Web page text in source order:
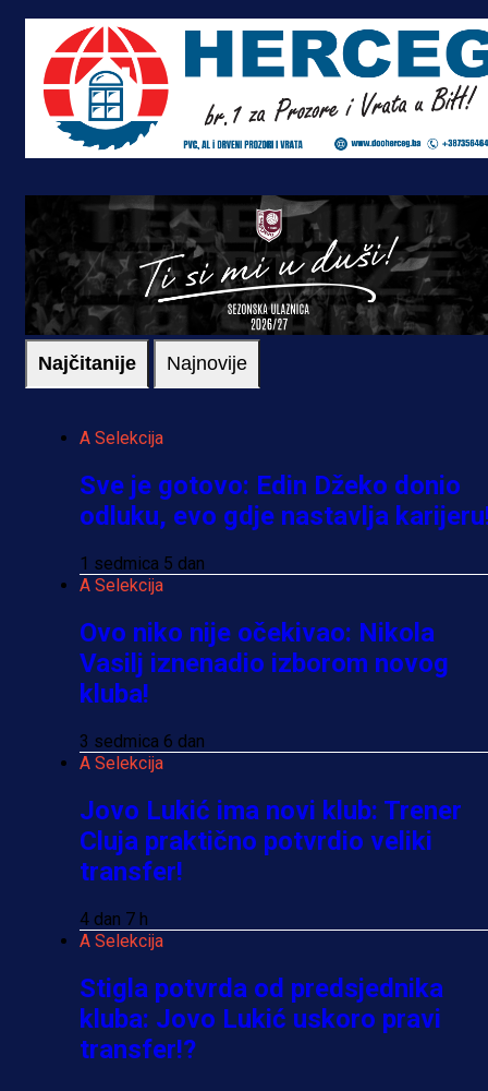
Najčitanije Najnovije
A Selekcija
Sve je gotovo: Edin Džeko donio
odluku, evo gdje nastavlja
1 sedmica 5 dan
A Selekcija
Ovo niko nije očekivao: Nikola
Vasilj iznenadio izborom novog
kluba!
3 sedmica 6 dan
A Selekcija
Jovo Lukić ima novi klub: Trener
Cluja praktično potvrdio veliki
transfer!
4 dan 7 h
A Selekcija
Stigla potvrda od predsjednika
kluba: Jovo Lukić uskoro pravi
transfer!?